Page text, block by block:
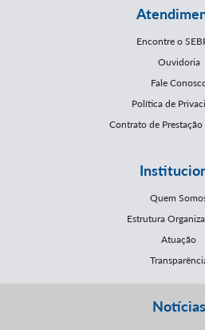
Encontre o
Ouvidoria
Fale
Política de
Contrato de Prestação
Quem
Estrutura
Atuação
Notícias